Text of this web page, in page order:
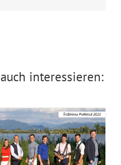
interessieren: